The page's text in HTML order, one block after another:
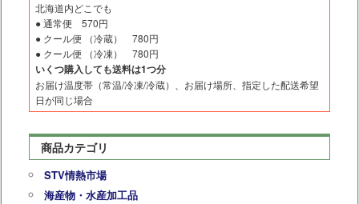
北海道内どこでも
● 通常便 570円
● クール便 （冷蔵） 780円
● クール便 （冷凍） 780円
いくつ購入しても送料は1つ分
お届け温度帯（常温/冷凍/冷蔵）、お届け場所、指定した配送希望
日が同じ場合
商品カテゴリ
STV情熱市場
海産物・水産加工品